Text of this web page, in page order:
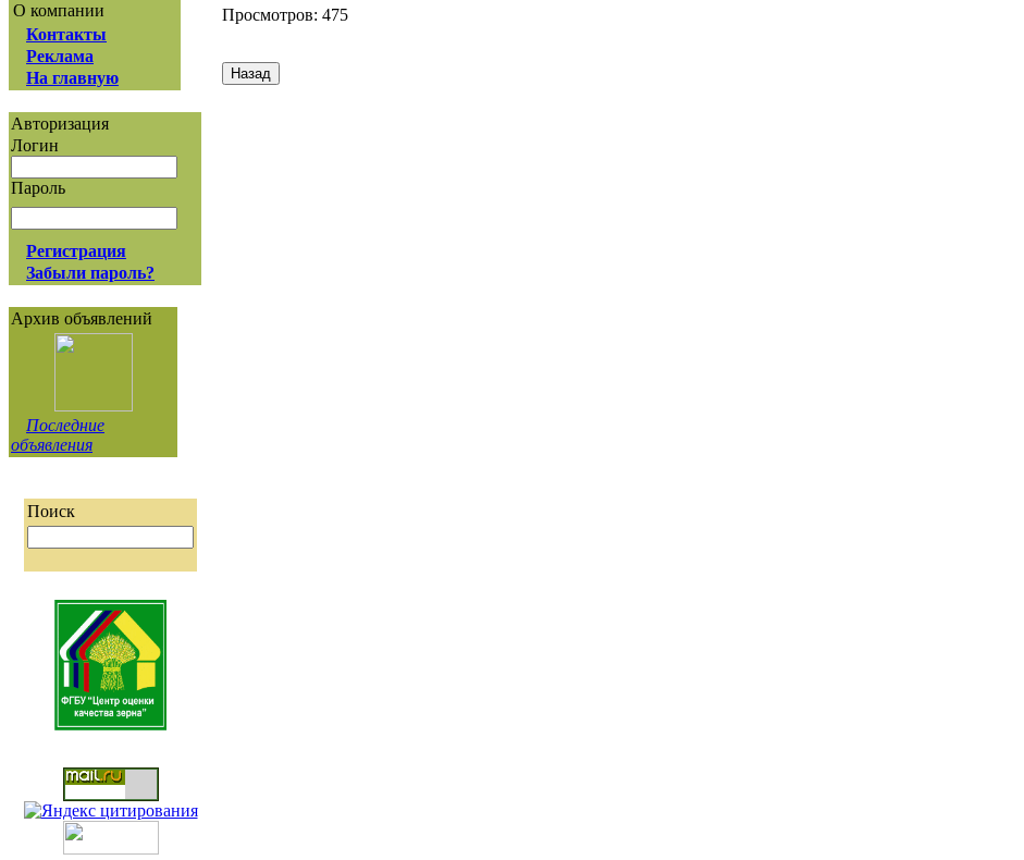
О компании
Контакты
Реклама
На главную
Авторизация
Логин
Пароль
Регистрация
Забыли пароль?
Архив объявлений
Последние
объявления
Поиск
Просмотров: 475